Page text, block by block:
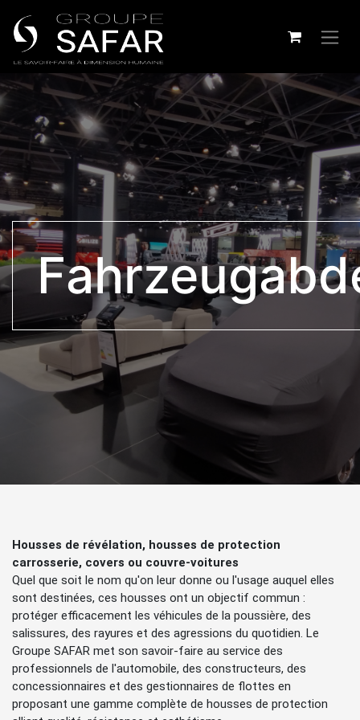
Housses de révélation, housses de protection
carrosserie, covers ou couvre-voitures
Quel que soit le nom qu'on leur donne ou l'usage auquel elles
sont destinées, ces housses ont un objectif commun :
protéger efficacement les véhicules de la poussière, des
salissures, des rayures et des agressions du quotidien. Le
Groupe SAFAR met son savoir-faire au service des
professionnels de l'automobile, des constructeurs, des
concessionnaires et des gestionnaires de flottes en
proposant une gamme complète de housses de protection